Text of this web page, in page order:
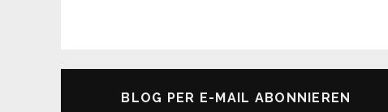
BLOG PER E-MAIL ABONNIEREN